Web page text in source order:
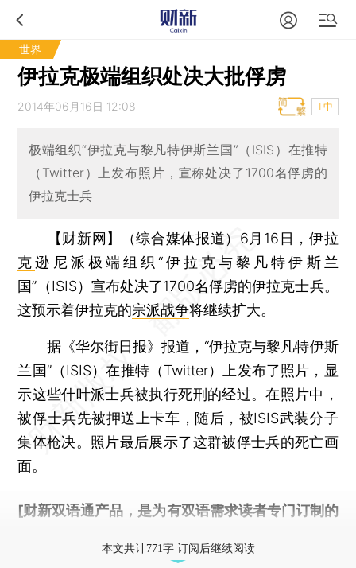
世界
伊拉克极端组织处决大批俘虏
2014年06月16日 12:08 T中
极端组织“伊拉克与黎凡特伊斯兰国”（ISIS）在推特
（Twitter）上发布照片，宣称处决了1700名俘虏的
伊拉克士兵
【财新网】（综合媒体报道） 6月16日， 伊拉
克逊尼派极端组织“伊拉克与黎凡特伊斯兰
国”（ISIS）宣布处决了1700名俘虏的伊拉克士兵。
这预示着伊拉克的宗派战争将继续扩大。
据《华尔街日报》报道，“伊拉克与黎凡特伊斯
兰国”（ISIS）在推特（Twitter）上发布了照片，显
示这些什叶派士兵被执行死刑的经过。在照片中，
被俘士兵先被押送上卡车，随后，被ISIS武装分子
集体枪决。照片最后展示了这群被俘士兵的死亡画
面。
[财新双语通产品，是为有双语需求读者专门订制的
本文共计771字 订阅后继续阅读